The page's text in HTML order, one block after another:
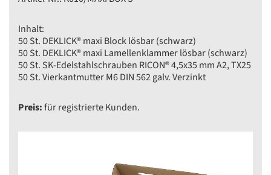
Inhalt:
50 St. DEKLICK® maxi Block lösbar (schwarz)
50 St. DEKLICK® maxi Lamellenklammer lösbar (schwarz)
50 St. SK-Edelstahlschrauben RICON® 4,5x35 mm A2, TX25
50 St. Vierkantmutter M6 DIN 562 galv. Verzinkt
Preis:für registrierte Kunden.